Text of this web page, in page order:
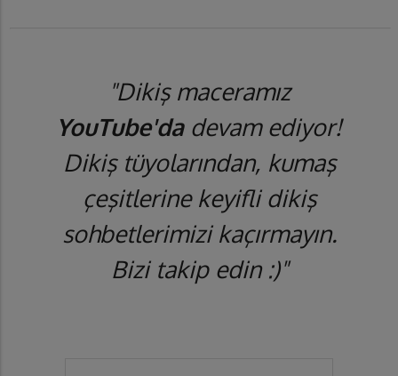
"Dikiş maceramız
YouTube'dadevam ediyor!
Dikiş tüyolarından, kumaş
çeşitlerine keyifli dikiş
sohbetlerimizi kaçırmayın.
Bizi takip edin :)"